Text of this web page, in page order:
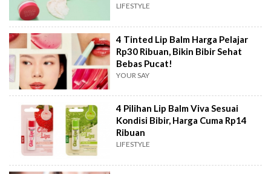
LIFESTYLE
4 Tinted Lip Balm Harga Pelajar
Rp30 Ribuan, Bikin Bibir Sehat
Bebas Pucat!
YOUR SAY
4 Pilihan Lip Balm Viva Sesuai
Kondisi Bibir, Harga Cuma Rp14
Ribuan
LIFESTYLE